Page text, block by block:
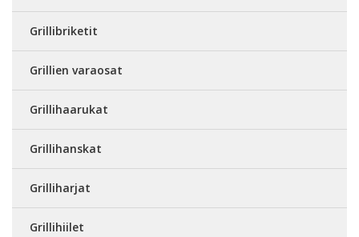
Grillibriketit
Grillien varaosat
Grillihaarukat
Grillihanskat
Grilliharjat
Grillihiilet